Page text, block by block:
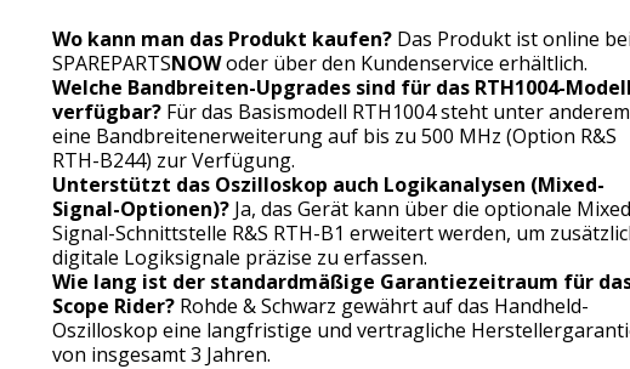
Wo kann man das Produkt kaufen? Das Produkt ist online
SPAREPARTSNOWoder über den Kundenservice erhältlich.
Welche Bandbreiten-Upgrades sind für das RTH1004-
verfügbar? Für das Basismodell RTH1004 steht unter anderem
eine Bandbreitenerweiterung auf bis zu 500 MHz (Option R&S
RTH-B244) zur Verfügung.
Unterstützt das Oszilloskop auch Logikanalysen (Mixed-
Signal-Optionen)? Ja, das Gerät kann über die optionale
Signal-Schnittstelle R&S RTH-B1 erweitert werden, um
digitale Logiksignale präzise zu erfassen.
Wie lang ist der standardmäßige Garantiezeitraum für
Scope Rider? Rohde & Schwarz gewährt auf das Handheld-
Oszilloskop eine langfristige und vertragliche
von insgesamt 3 Jahren.